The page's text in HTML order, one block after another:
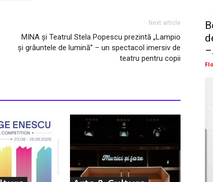
Next article
MINA și Teatrul Stela Popescu prezintă „Lampio
și grăuntele de lumină” – un spectacol imersiv de
teatru pentru copii